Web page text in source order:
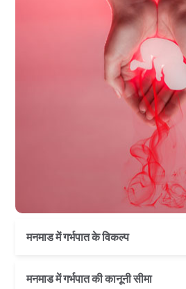
मनमाड में गर्भपात के विकल्प
चिकित्सकीय गर्भपात
मनमाड में गर्भपात की कानूनी सीमा